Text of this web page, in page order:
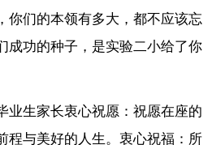
你们的本领有多大，都不应该忘
成功的种子，是实验二小给了你
业生家长衷心祝愿：祝愿在座的
程与美好的人生。衷心祝福：所